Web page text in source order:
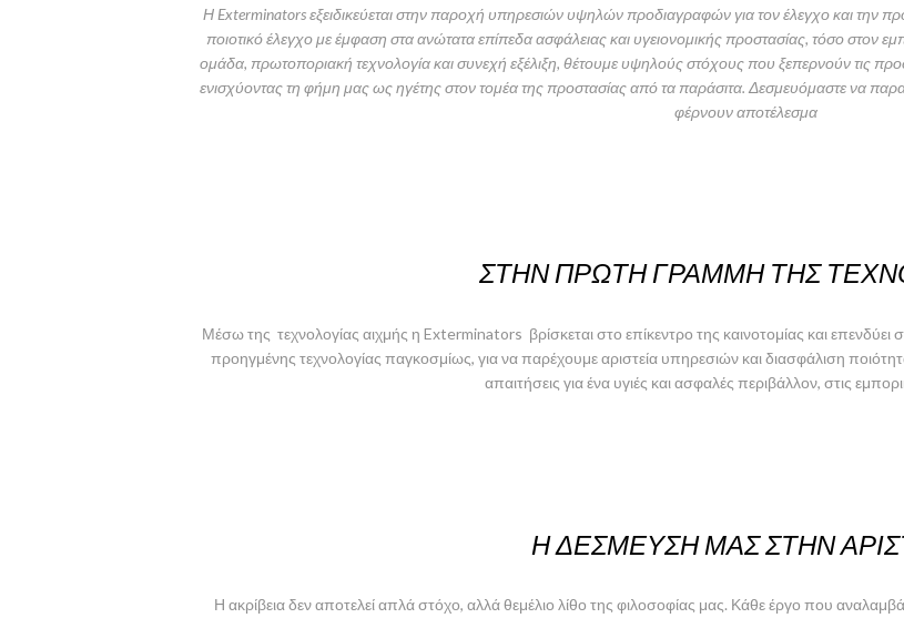
Η Exterminators εξειδικεύεται στην παροχή υπηρεσιών υψηλών προδιαγραφών για τον έλεγχο και
ποιοτικό έλεγχο με έμφαση στα ανώτατα επίπεδα ασφάλειας και υγειονομικής προστασίας, τόσο στον
ομάδα, πρωτοποριακή τεχνολογία και συνεχή εξέλιξη, θέτουμε υψηλούς στόχους που ξεπερνούν τις
ενισχύοντας τη φήμη μας ως ηγέτης στον τομέα της προστασίας από τα παράσιτα. Δεσμευόμαστε να
φέρνουν αποτέλεσμα
ΣΤΗΝ ΠΡΏΤΗ ΓΡΑΜΜΉ ΤΗΣ
Μέσω της τεχνολογίας αιχμής η Exterminators βρίσκεται στο επίκεντρο της καινοτομίας και επενδύει
προηγμένης τεχνολογίας παγκοσμίως, για να παρέχουμε αριστεία υπηρεσιών και διασφάλιση
απαιτήσεις για ένα υγιές και ασφαλές περιβάλλον, στις
Η ΔΕΣΜΕΥΣΉ ΜΑΣΣΤΗΝ
Η ακρίβεια δεν αποτελεί απλά στόχο, αλλά θεμέλιο λίθο της φιλοσοφίας μας. Κάθε έργο που